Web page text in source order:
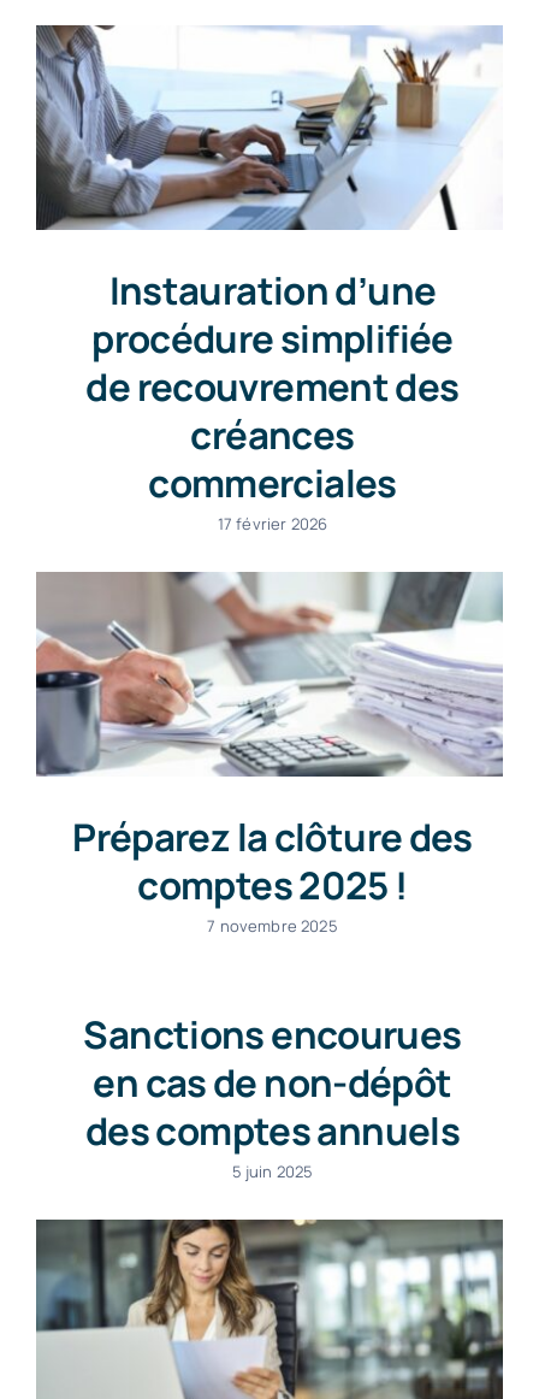
Instauration d’une
procédure simplifiée
de recouvrement des
créances
commerciales
17 février 2026
Préparez la clôture des
comptes 2025 !
7 novembre 2025
Sanctions encourues
en cas de non-dépôt
des comptes annuels
5 juin 2025